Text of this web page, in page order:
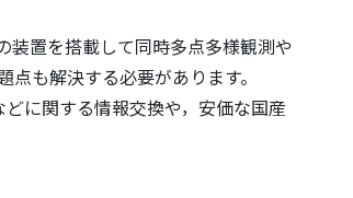
装置を搭載して同時多点多様観測や
も解決する必要があります。
に関する情報交換や，安価な国産